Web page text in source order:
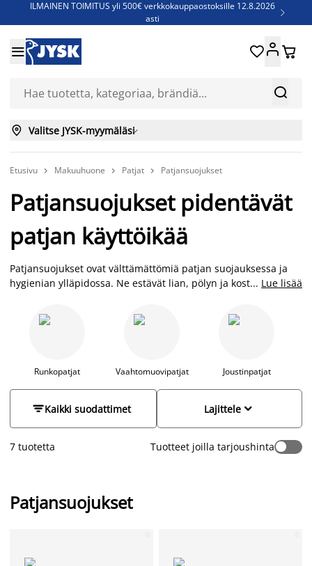
ILMAINEN TOIMITUS yli 500€ verkkokauppaostoksille 12.8.2026
asti

Jenkkisänkyjä - Säästä jopa 60%


 
 Valitse JYSK-myymäläsi
Etusivu  Makuuhuone  Patjat  Patjansuojukset
Patjansuojukset pidentävät
patjan käyttöikää
Patjansuojukset ovat välttämättömiä patjan suojauksessa ja
hygienian ylläpidossa. Ne estävät lian, pölyn ja kosteuden
sängyn raikkaana. Erityisen hyödyllisiä ne ovat lapsiperheille,
lemmikkikodeille sekä kaikille, jotka arvostavat puhdasta ja
vaivattomampaa, tarjoten paremman nukkumisympäristön
... Lue lisää
Runkopatjat Vaahtomuovipatjat Joustinpatjat
Kaikki suodattimet 
Lajittele
7 tuotetta Tuotteet joilla tarjoushinta
Patjansuojukset